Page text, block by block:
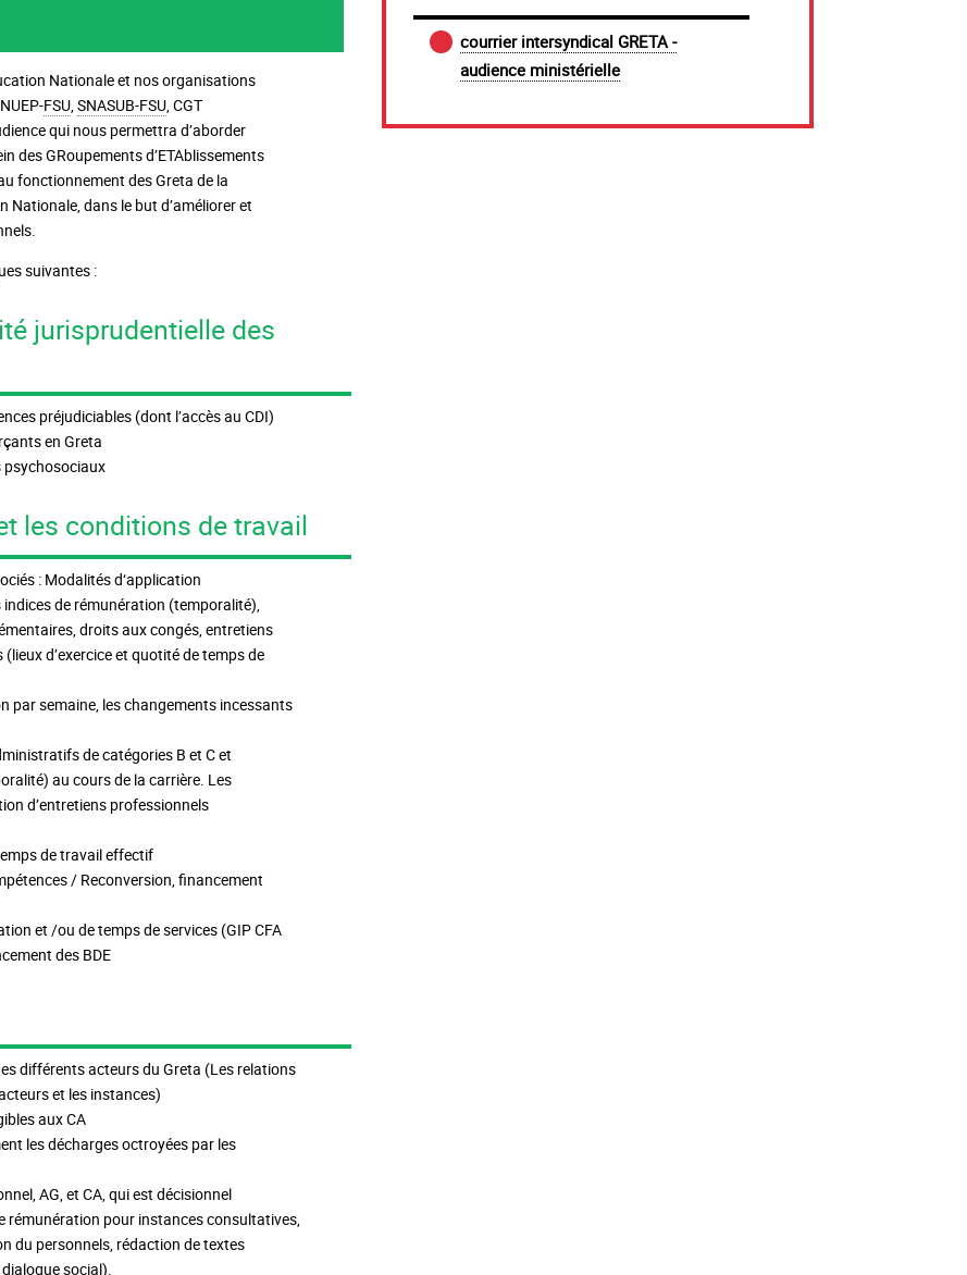
Nationale et nos organisations
FSU,SNASUB-FSU, CGT
qui nous permettra d’aborder
des GRoupements d’ETAblissements
fonctionnement des Greta de la
Nationale, dans le but d’améliorer et
suivantes :
préjudiciables (dont l’accès au CDI)
en Greta
psychosociaux
les conditions de travail
: Modalités d‘application
de rémunération (temporalité),
droits aux congés, entretiens
d’exercice et quotité de temps de
par semaine, les changements incessants
de catégories B et C et
au cours de la carrière. Les
d’entretiens professionnels
de travail effectif
/ Reconversion, financement
et /ou de temps de services (GIP CFA
des BDE
différents acteurs du Greta (Les relations
et les instances)
aux CA
les décharges octroyées par les
AG, et CA, qui est décisionnel
rémunération pour instances consultatives,
du personnels, rédaction de textes
social).
courrier intersyndical GRETA -
audience ministérielle